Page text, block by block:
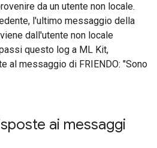
da un utente non locale.
l'ultimo messaggio della
dall'utente non locale
questo log a ML Kit,
al messaggio di FRIENDO: "Sono
ai messaggi